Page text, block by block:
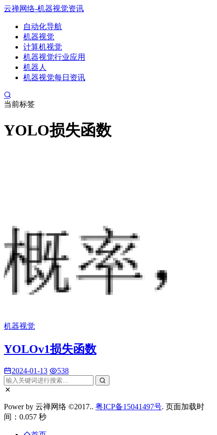
云禅网络-机器视觉资讯
自动化导航
机器视觉
计算机视觉
机器视觉行业应用
机器人
机器视觉每日资讯
当前标签
YOLO损失函数
机器视觉
YOLOv1损失函数
2024-01-13 538
Power by 云禅网络 ©2017.. 粤ICP备15041497号. 页面加载时
间：0.057 秒